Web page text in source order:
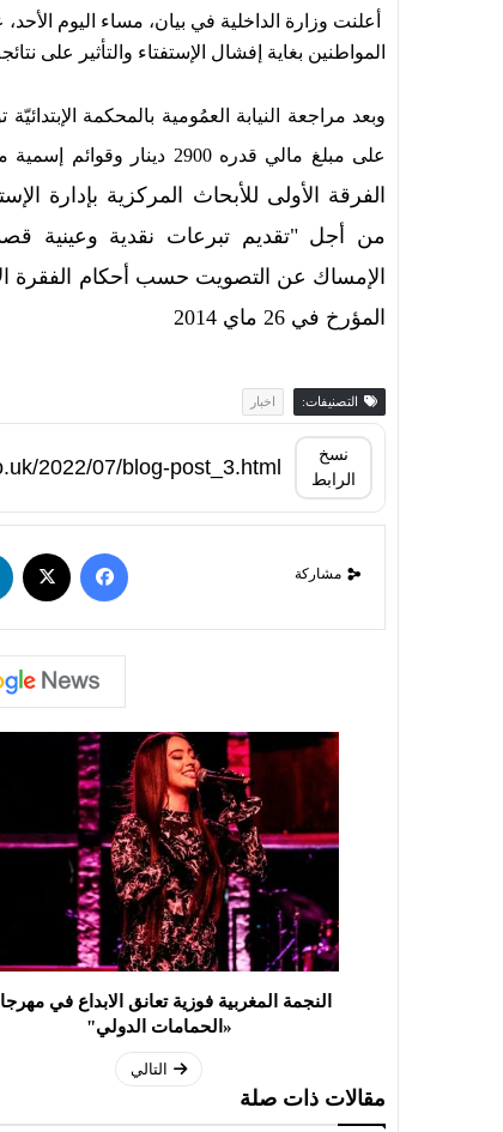
أعلنت وزارة الداخلية في بيان، مساء اليوم
المواطنين بغاية إفشال الإستفتاء والتأثير على
على مبلغ مالي قدره 2900 دينار وقوائم إسمية مدون بها أسماء 70 شخصا" كما اذنت
الفرقة الأولى للأبحاث المركزية بإدارة
من أجل "تقديم تبرعات نقدية وعينية
المؤرخ في 26 ماي 2014
التصنيفات: اخبار
نسخ
الرابط
مشاركة
النجمة المغربية فوزية تعانق الابداع في
«الحمامات الدولي"
التالي
مقالات ذات صلة